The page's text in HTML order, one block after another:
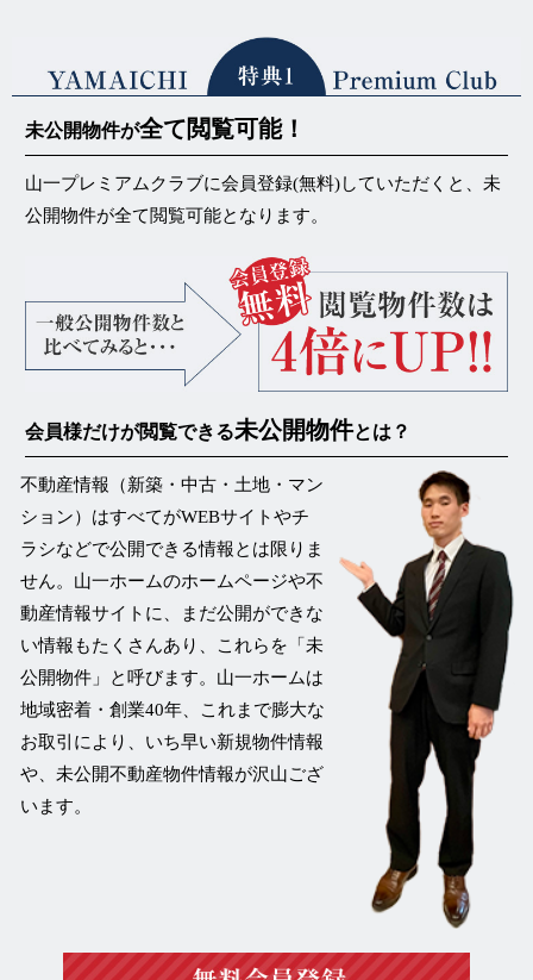
未公開物件が全て閲覧可能！
山一プレミアムクラブに会員登録(無料)していただくと、未
公開物件が全て閲覧可能となります。
会員様だけが閲覧できる未公開物件とは？
不動産情報（新築・中古・土地・マン
ション）はすべてがWEBサイトやチ
ラシなどで公開できる情報とは限りま
せん。山一ホームのホームページや不
動産情報サイトに、まだ公開ができな
い情報もたくさんあり、これらを 「未
公開物件」
と呼びます。山一ホームは
地域密着・創業40年、これまで膨大な
お取引により、いち早い新規物件情報
や、未公開不動産物件情報が沢山ござ
います。